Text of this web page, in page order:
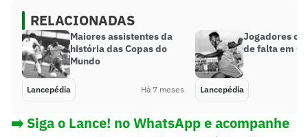
RELACIONADAS
Maiores assistentes da
história das Copas do
Mundo
Lancepédia Há 7 meses
Jogadores
de falta em
Lancepédia
➡️ Siga o Lance! no WhatsApp e acompanhe